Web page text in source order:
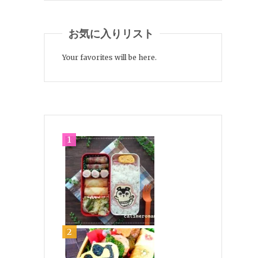
お気に入りリスト
Your favorites will be here.